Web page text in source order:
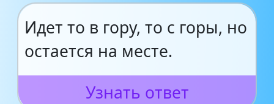
Идет то в гору, то с горы, но
остается на месте.
Узнать ответ